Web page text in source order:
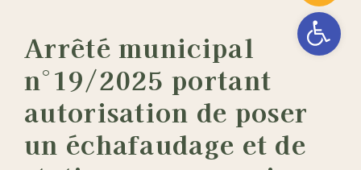
Ouvrir la
Arrêté municipal
n°19/2025 portant
autorisation de poser
un échafaudage et de